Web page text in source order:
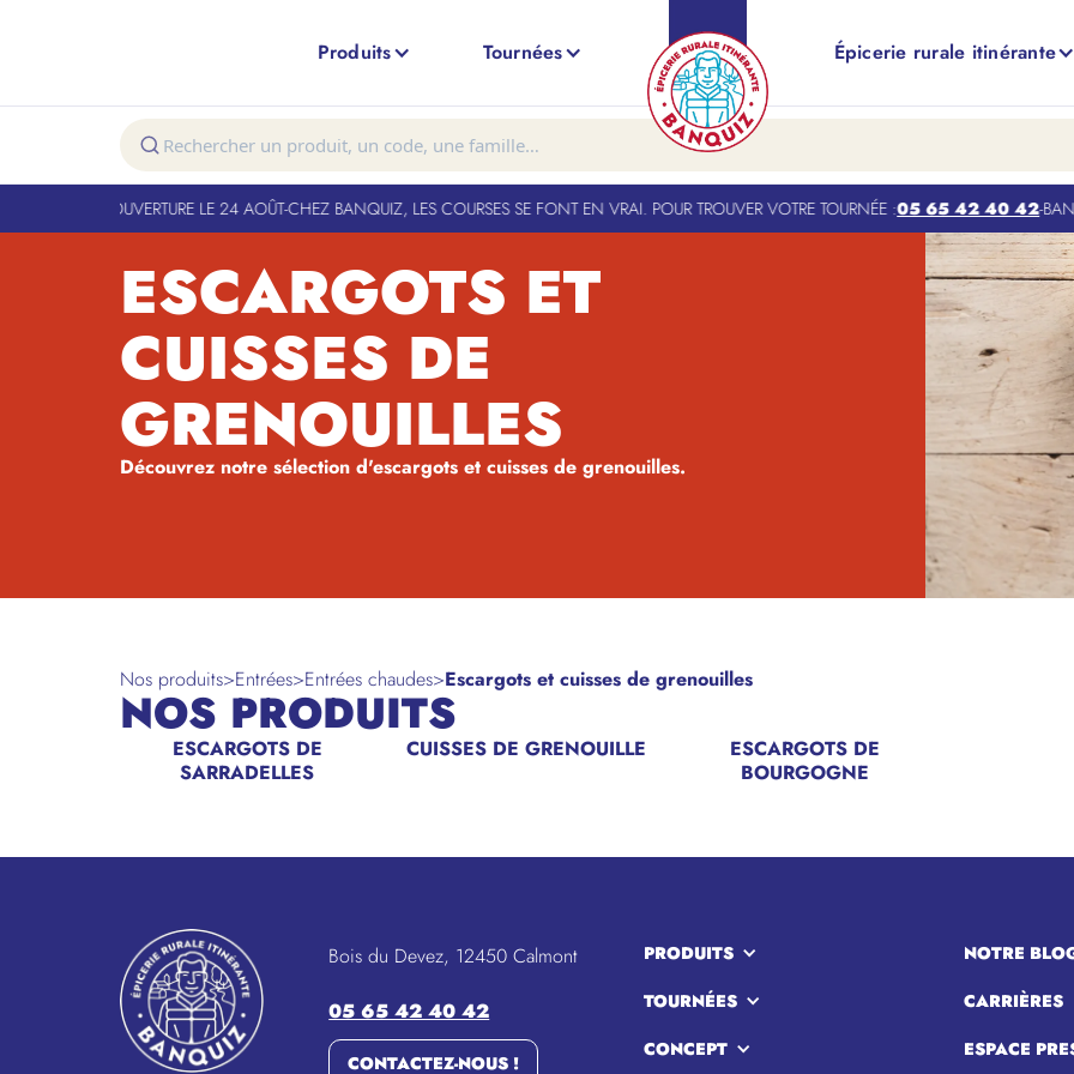
Produits Tournées Épicerie rurale itinérante
FERMÉ. RÉOUVERTURE LE 24 AOÛT-CHEZ BANQUIZ, LES COURSES SE FONT EN VRAI. POUR TROUVER VOTRE TOURNÉE :05 65 42 40 42-
ESCARGOTS ET
CUISSES DE
GRENOUILLES
Découvrez notre sélection d'escargots et cuisses de grenouilles.
Nos produits>Entrées>Entrées chaudes>Escargots et cuisses de grenouilles
NOS PRODUITS
ESCARGOTS DE
SARRADELLES
CUISSES DE GRENOUILLE
ESCARGOTS DE
BOURGOGNE
Bois du Devez, 12450 Calmont
05 65 42 40 42
CONTACTEZ-NOUS !
PRODUITS
TOURNÉES
CONCEPT
NOTRE
CARRIÈRES
ESPACE